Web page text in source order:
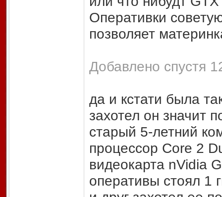
Оперативки
позволяет
Добавлено спустя
да и кстати была
захотел он значит
старый 5-летний
процессор Core 2
видеокарта nVidia
оперативы стоял 1